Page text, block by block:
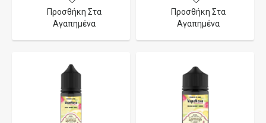
Προσθήκη Στα
Αγαπημένα
Προσθήκη Στα
Αγαπημένα